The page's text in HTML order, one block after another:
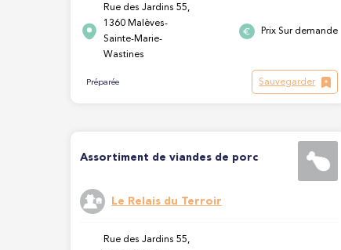
Rue des Jardins 55,
1360 Malèves-
Sainte-Marie-
Wastines
Prix Sur demande
Préparée Sauvegarder
Assortiment de viandes de porc
Le Relais du Terroir
Rue des Jardins 55,